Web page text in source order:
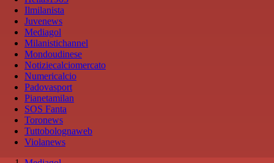
Ilmilanista
Juvenews
Mediagol
Milanistichannel
Mondoudinese
Notiziecalciomercato
Numericalcio
Padovasport
Pianetamilan
SOS Fanta
Toronews
Tuttobolognaweb
Violanews